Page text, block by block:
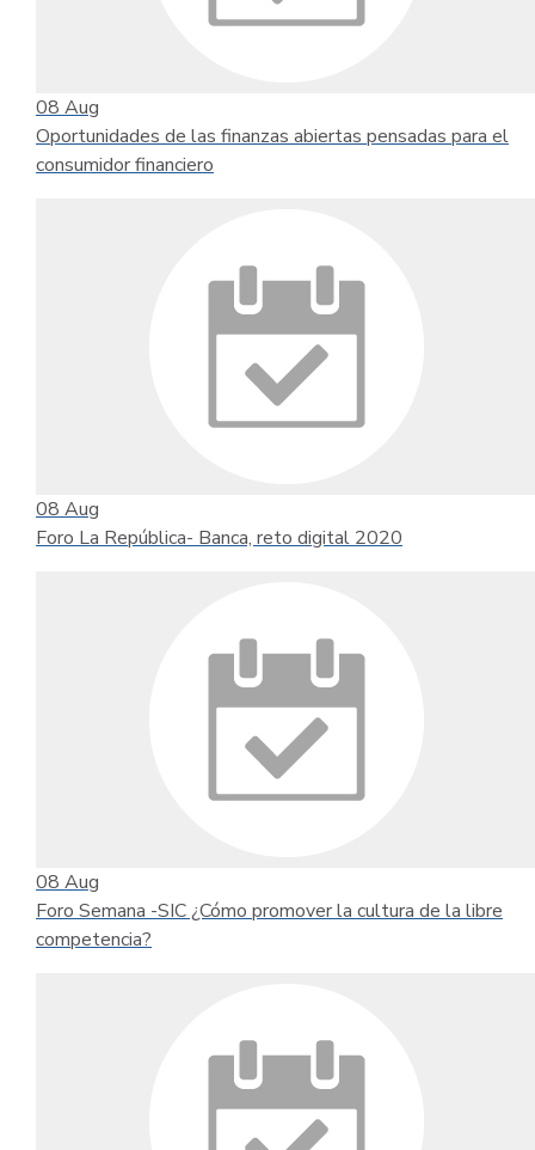
08 Aug
Oportunidades de las finanzas abiertas pensadas para el
consumidor financiero
08 Aug
Foro La República- Banca, reto digital 2020
08 Aug
Foro Semana -SIC ¿Cómo promover la cultura de la libre
competencia?